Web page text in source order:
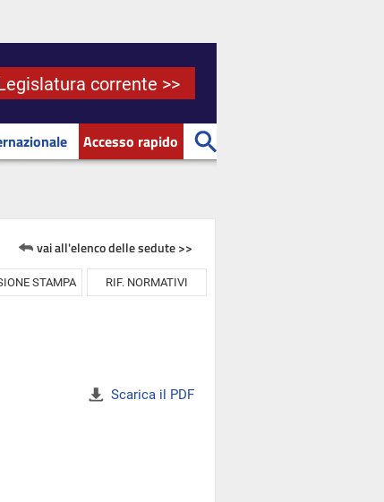
corrente >>
Accesso rapido
vai all'elenco delle sedute >>
STAMPA RIF. NORMATIVI
Scarica il PDF